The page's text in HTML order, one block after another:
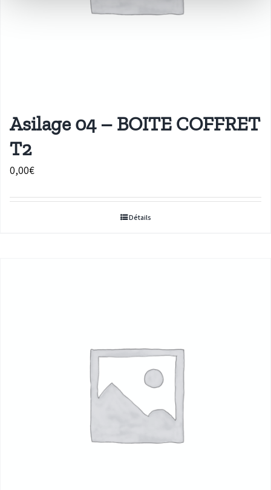
Asilage 04 – BOITE COFFRET
T2
0,00€
Détails